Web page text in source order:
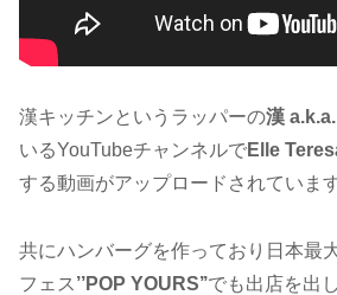
漢キッチンというラッパーの漢 a.k.a.
いるYouTubeチャンネルでElle
する動画がアップロードされています
共にハンバーグを作っており日本最
フェス ’’POP YOURS’’でも出店を出